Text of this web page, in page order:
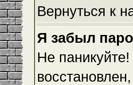
Вернуться к
Я забыл
Не